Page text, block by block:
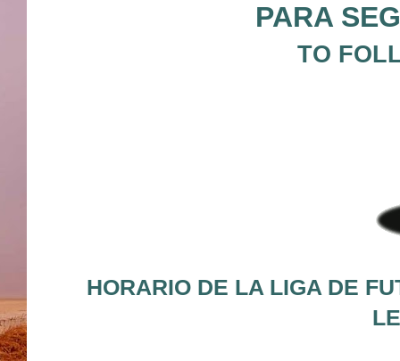
PARA
TO
HORARIO DE LA LIGA DE